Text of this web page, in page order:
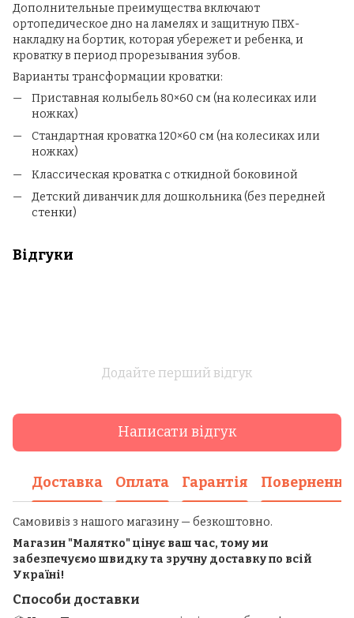
Дополнительные преимущества включают
ортопедическое дно на ламелях и защитную ПВХ-
накладку на бортик, которая убережет и ребенка, и
кроватку в период прорезывания зубов.
Варианты трансформации кроватки:
Приставная колыбель 80×60 см (на колесиках или
ножках)
Стандартная кроватка 120×60 см (на колесиках или
ножках)
Классическая кроватка с откидной боковиной
Детский диванчик для дошкольника (без передней
стенки)
Відгуки
Додайте перший відгук
Написати відгук
Доставка Оплата Гарантія Повернення
Самовивіз з нашого магазину — безкоштовно.
Магазин "Малятко" цінує ваш час, тому ми
забезпечуємо швидку та зручну доставку по всій
Україні!
Способи доставки